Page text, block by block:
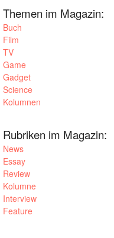
Themen im Magazin:
Buch
Film
TV
Game
Gadget
Science
Kolumnen
Rubriken im Magazin:
News
Essay
Review
Kolumne
Interview
Feature